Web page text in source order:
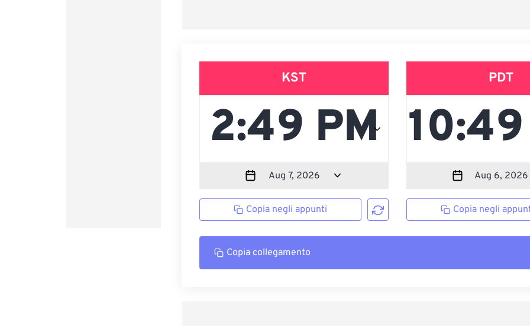
KST
Copia negli appunti
PDT
Copia negli
Copia collegamento